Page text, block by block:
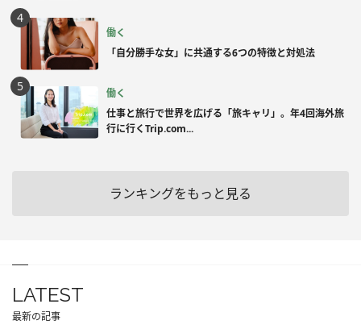
働く
「自分勝手な女」に共通する6つの特徴と対処法
働く
仕事と旅行で世界を広げる「旅キャリ」。年4回海外旅
行に行くTrip.com...
ランキングをもっと見る
LATEST
最新の記事